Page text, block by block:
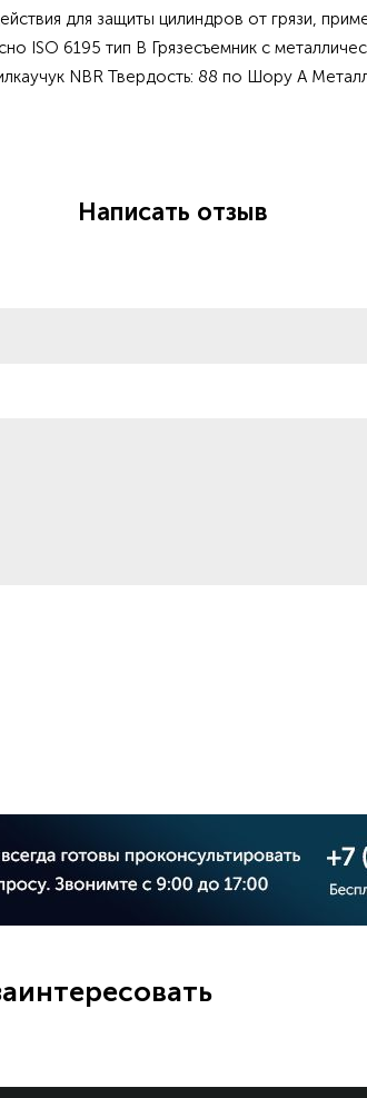
для защиты цилиндров от грязи,
ISO 6195 тип B Грязесъемник с
NBR Твердость: 88 по Шору А
Написать отзыв